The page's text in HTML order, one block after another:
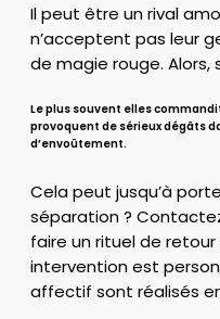
Il peut être un rival
n’acceptent pas leur
de magie rouge.
Le plus souvent elles
provoquent de sérieux dégâts
d’envoûtement.
Cela peut jusqu’à
séparation ?
faire un rituel de
intervention est
affectif sont réalisés